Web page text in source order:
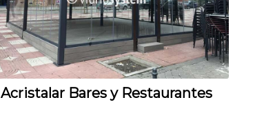
Acristalar Bares y Restaurantes